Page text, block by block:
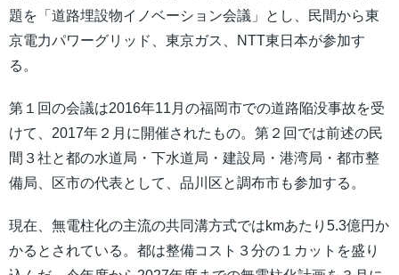
題を「道路埋設物イノベーション会議」とし、民間から東
京電力パワーグリッド、東京ガス、NTT東日本が参加す
る。
第１回の会議は2016年11月の福岡市での道路陥没事故を受
けて、2017年２月に開催されたもの。第２回では前述の民
間３社と都の水道局・下水道局・建設局・港湾局・都市整
備局、区市の代表として、品川区と調布市も参加する。
現在、無電柱化の主流の共同溝方式ではkmあたり5.3億円か
かるとされている。都は整備コスト３分の１カットを盛り